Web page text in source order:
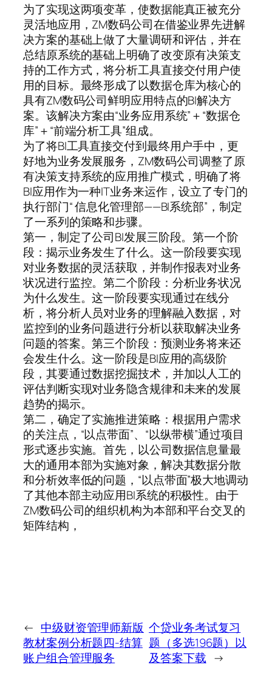
为了实现这两项变革，使数据能真正被充分
灵活地应用，ZM数码公司在借鉴业界先进解
决方案的基础上做了大量调研和评估，并在
总结原系统的基础上明确了改变原有决策支
持的工作方式，将分析工具直接交付用户使
用的目标。最终形成了以数据仓库为核心的
具有ZM数码公司鲜明应用特点的BI解决方
案。该解决方案由“业务应用系统”＋“数据仓
库”＋“前端分析工具”组成。
为了将BI工具直接交付到最终用户手中，更
好地为业务发展服务，ZM数码公司调整了原
有决策支持系统的应用推广模式，明确了将
BI应用作为一种IT业务来运作，设立了专门的
执行部门“ 信息化管理部——BI系统部”，制定
了一系列的策略和步骤。
第一，制定了公司BI发展三阶段。第一个阶
段：揭示业务发生了什么。这一阶段要实现
对业务数据的灵活获取，并制作报表对业务
状况进行监控。第二个阶段：分析业务状况
为什么发生。这一阶段要实现通过在线分
析，将分析人员对业务的理解融入数据，对
监控到的业务问题进行分析以获取解决业务
问题的答案。第三个阶段：预测业务将来还
会发生什么。这一阶段是BI应用的高级阶
段，其要通过数据挖掘技术，并加以人工的
评估判断实现对业务隐含规律和未来的发展
趋势的揭示。
第二，确定了实施推进策略：根据用户需求
的关注点，“以点带面”、“以纵带横”通过项目
形式逐步实施。首先，以公司数据信息量最
大的通用本部为实施对象，解决其数据分散
和分析效率低的问题，“以点带面”极大地调动
了其他本部主动应用BI系统的积极性。由于
ZM数码公司的组织机构为本部和平台交叉的
矩阵结构，
← 中级财资管理师新版
教材案例分析题四-结算
账户组合管理服务
个贷业务考试复习
题（多选196题）以
及答案下载 →